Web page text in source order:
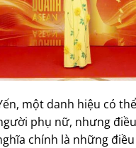
một danh hiệu có
phụ nữ, nhưng
chính là những